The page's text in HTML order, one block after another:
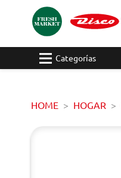
Categorías
HOME HOGAR